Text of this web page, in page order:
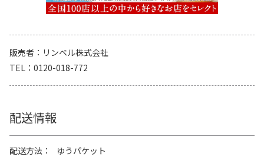
販売者
リンベル株式会社
TEL
0120-018-772
配送情報
配送方法
ゆうパケット